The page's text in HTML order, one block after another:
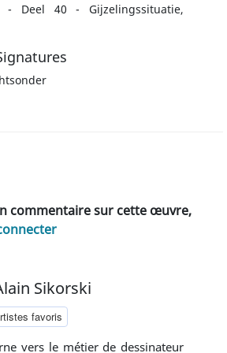
- Deel 40 - Gijzelingssituatie,
commentaire sur cette œuvre,
Sikorski
favoris
vers le métier de dessinateur